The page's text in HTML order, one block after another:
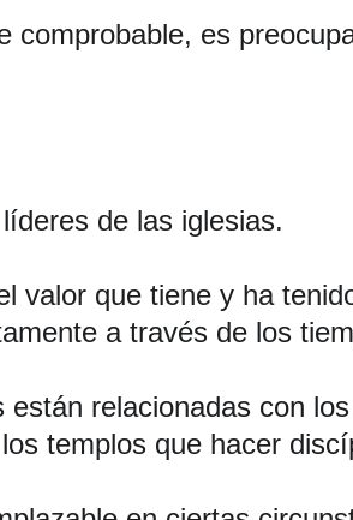
comprobable, es
de las iglesias.
valor que tiene y ha
a través de los
relacionadas con
templos que hacer